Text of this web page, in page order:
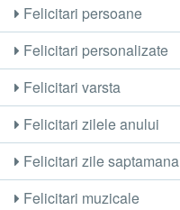
Felicitari persoane
Felicitari personalizate
Felicitari varsta
Felicitari zilele anului
Felicitari zile saptamana
Felicitari muzicale